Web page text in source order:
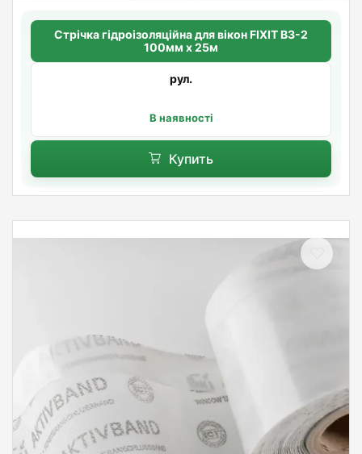
Стрічка гідроізоляційна для вікон FIXIT ВЗ-2
100мм х 25м
рул.
В наявності
Купить